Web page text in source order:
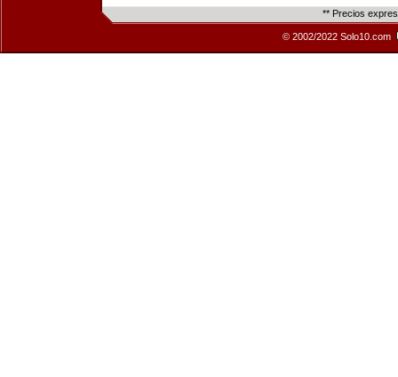
** Precios
© 2002/2022 Solo10.com